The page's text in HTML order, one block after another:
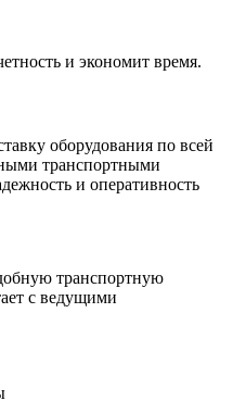
и экономит время.
оборудования по всей
транспортными
и оперативность
транспортную
с ведущими